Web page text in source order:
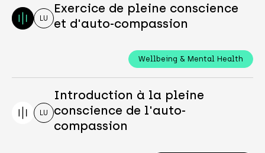
LU
Exercice de pleine conscience
et d'auto-compassion
Wellbeing & Mental Health
LU
Introduction à la pleine
conscience de l'auto-
compassion